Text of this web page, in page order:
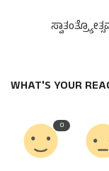
WHAT'S YOUR
0